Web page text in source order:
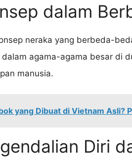
dalam
neraka yang berbeda-
agama-agama besar di
manusia.
yang Dibuat di Vietnam Asli?
Diri